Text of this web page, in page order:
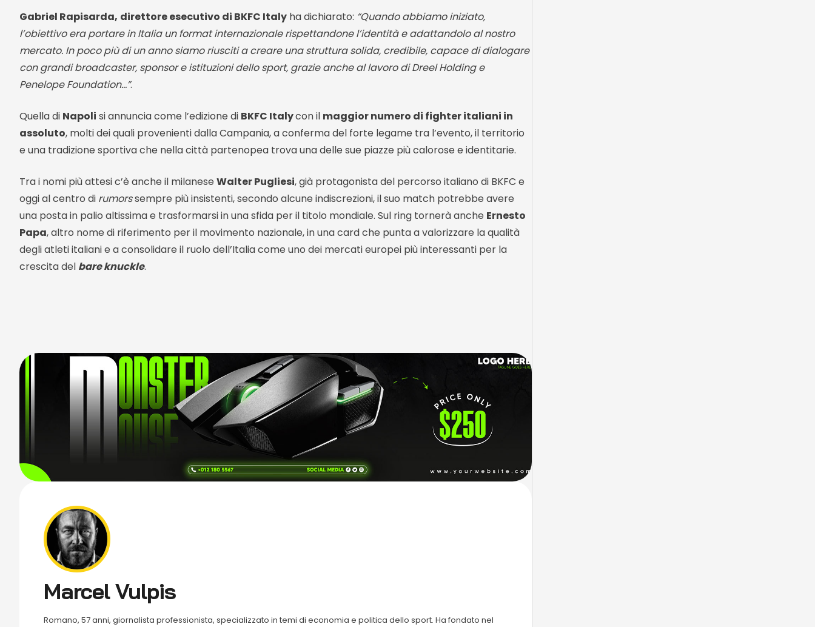
Gabriel Rapisarda, direttore esecutivo di BKFC Italy ha dichiarato: “Quando abbiamo iniziato,
l’obiettivo era portare in Italia un format internazionale rispettandone l’identità e adattandolo al nostro
mercato. In poco più di un anno siamo riusciti a creare una struttura solida, credibile, capace di dialogare
con grandi broadcaster, sponsor e istituzioni dello sport, grazie anche al lavoro di Dreel Holding e
Penelope Foundation…”.
Quella di Napoli si annuncia come l’edizione di BKFC Italycon il maggior numero di fighter italiani in
assoluto, molti dei quali provenienti dalla Campania, a conferma del forte legame tra l’evento, il territorio
e una tradizione sportiva che nella città partenopea trova una delle sue piazze più calorose e identitarie.
Tra i nomi più attesi c’è anche il milanese Walter Pugliesi, già protagonista del percorso italiano di BKFC e
oggi al centro di rumorssempre più insistenti, secondo alcune indiscrezioni, il suo match potrebbe avere
una posta in palio altissima e trasformarsi in una sfida per il titolo mondiale. Sul ring tornerà anche Ernesto
Papa, altro nome di riferimento per il movimento nazionale, in una card che punta a valorizzare la qualità
degli atleti italiani e a consolidare il ruolo dell’Italia come uno dei mercati europei più interessanti per la
crescita del bare knuckle.
Marcel Vulpis
Romano, 57 anni, giornalista professionista, specializzato in temi di economia e politica dello sport. Ha fondato nel